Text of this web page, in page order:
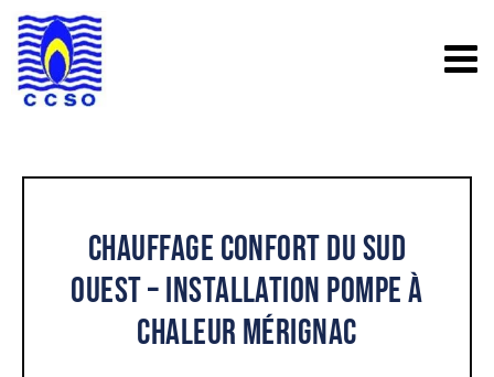
Passer
au
contenu
Chauffage Confort du Sud
Ouest – Installation pompe à
chaleur Mérignac